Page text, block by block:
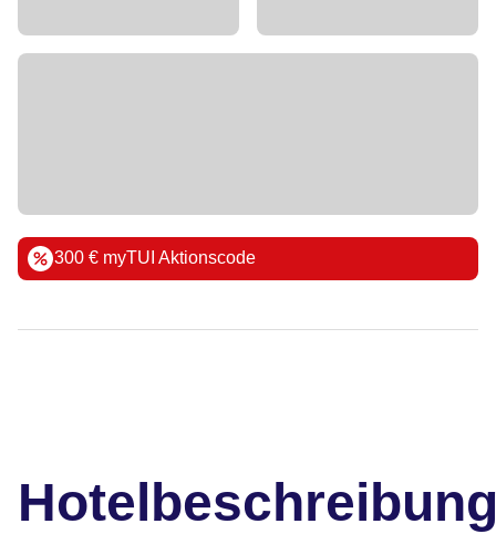
300 € myTUI Aktionscode